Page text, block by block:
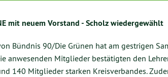
mit neuem Vorstand - Scholz wiedergewählt
Bündnis 90/Die Grünen hat am gestrigen
anwesenden Mitglieder bestätigten den
140 Mitglieder starken Kreisverbandes.